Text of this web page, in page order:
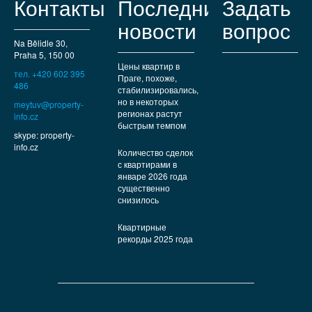
Контакты
Na Bělidle 30,
Praha 5, 150 00
тел. +420 602 395
486
meytuv@property-
info.cz
skype: property-
info.cz
Последние
новости
Цены квартир в
Праге, похоже,
стабилизировались,
но в некоторых
регионах растут
быстрым темпом
Количество сделок
с квартирами в
январе 2026 года
существенно
снизилось
Квартирные
рекорды 2025 года
Задать
вопрос